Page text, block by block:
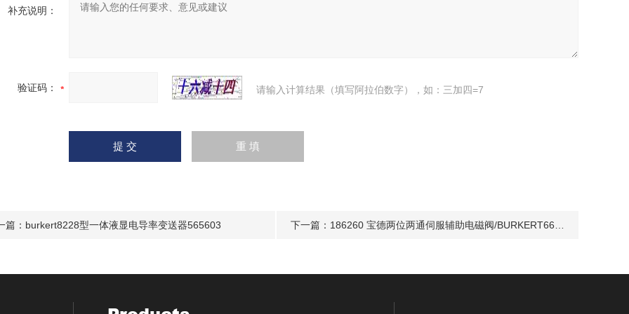
补充说明：
验证码： 请输入计算结果（填写阿拉伯数字），如：三加四=7
篇： burkert8228型一体液显电导率变送器565603 下一篇： 186260 宝德两位两通伺服辅助电磁阀/BURKERT6642型